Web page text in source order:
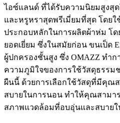
ไอซ์แลนด์ ที่ได้รับความนิยมสูงสุ
และหรูหราสุดพรีเมี่ยมที่สุด โดยใ
ประกอบหลักในการผลิตผ้าห่ม โ
ยอดเยี่ยม ซึ่งในสมัยก่อน ขนเป็ด
ผู้ปกครองชั้นสูง ซึ่ง OMAZZ ทำ
ความภูมิใจของการใช้วัสดุธรร
ผืนนี้ ด้วยการเลือกใช้วัสดุที่มีคุณ
สบายในการนอน ทำให้คุณสามา
สภาพแวดล้อมที่อบอุ่นและสบาย